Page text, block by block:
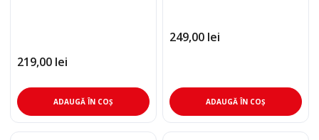
219,00 lei
ADAUGĂ ÎN COȘ
249,00 lei
ADAUGĂ ÎN COȘ